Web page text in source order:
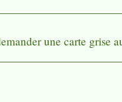
une carte grise